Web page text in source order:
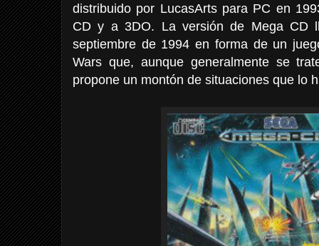
distribuido por LucasArts para PC en
CD y a 3DO. La versión de Mega CD
septiembre de 1994 en forma de un
Wars que, aunque generalmente se
propone un montón de situaciones que lo